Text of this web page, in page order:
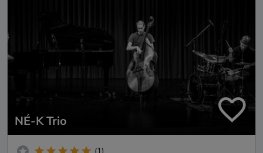
NÉ-K Trio